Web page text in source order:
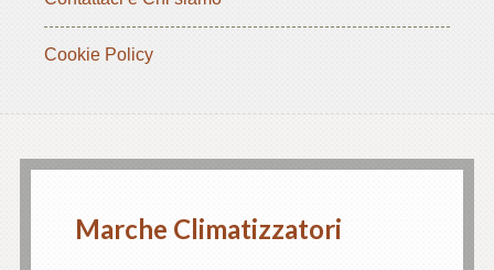
Cookie Policy
Marche Climatizzatori